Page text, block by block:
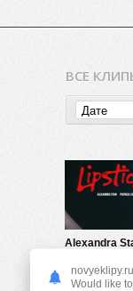
ВСЕ
novyeklipy.ru
Would like